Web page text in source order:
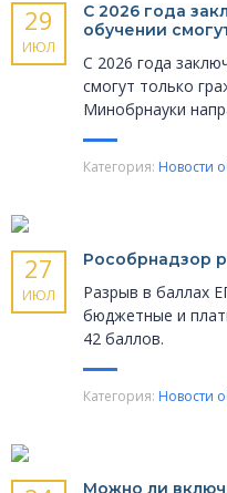
29
ИЮЛ
С 2026 года
обучении
С 2026 года
смогут только
Минобрнауки
Категория: Новости
27
ИЮЛ
Рособрнадзор
Разрыв в баллах
бюджетные и
42 баллов.
Категория: Новости
Можно ли